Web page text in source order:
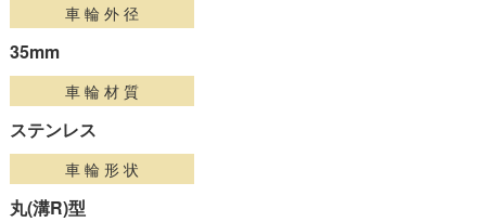
車 輪 外 径
35mm
車 輪 材 質
ステンレス
車 輪 形 状
丸(溝R)型